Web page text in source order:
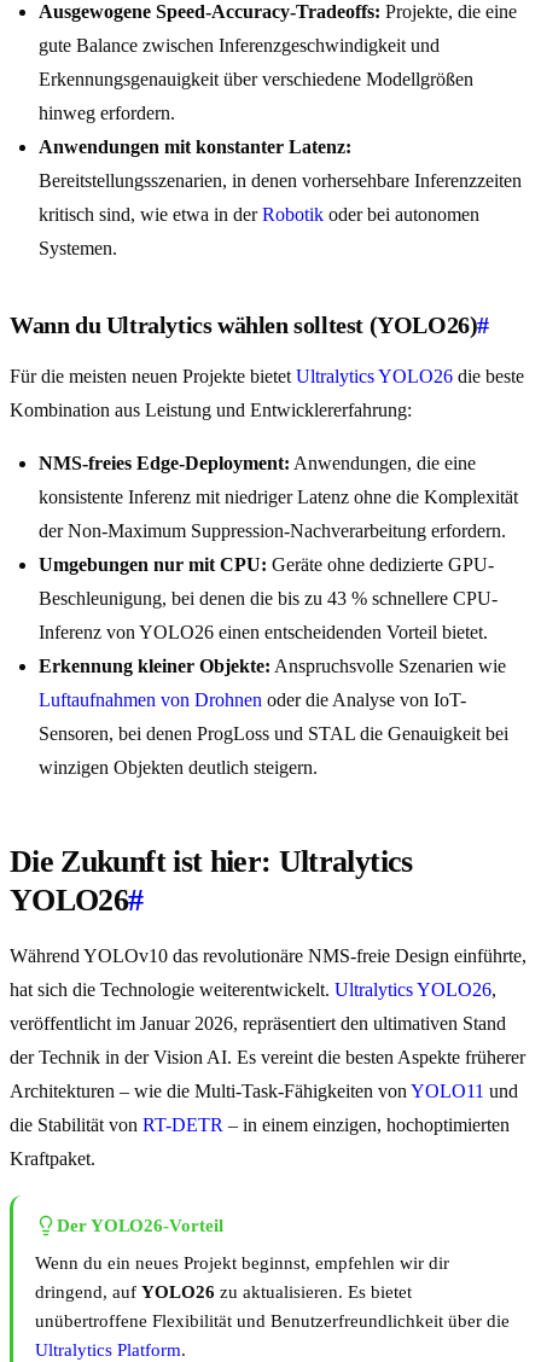
Ausgewogene Speed-Accuracy-Tradeoffs: Projekte, die eine
gute Balance zwischen Inferenzgeschwindigkeit und
Erkennungsgenauigkeit über verschiedene Modellgrößen
hinweg erfordern.
Anwendungen mit konstanter Latenz:
Bereitstellungsszenarien, in denen vorhersehbare Inferenzzeiten
kritisch sind, wie etwa in derRobotik oder bei autonomen
Systemen.
Wann du Ultralytics wählen solltest (YOLO26)#
Für die meisten neuen Projekte bietet Ultralytics YOLO26 die beste
Kombination aus Leistung und Entwicklererfahrung:
NMS-freies Edge-Deployment: Anwendungen, die eine
konsistente Inferenz mit niedriger Latenz ohne die Komplexität
der Non-Maximum Suppression-Nachverarbeitung erfordern.
Umgebungen nur mit CPU: Geräte ohne dedizierte GPU-
Beschleunigung, bei denen die bis zu 43 % schnellere CPU-
Inferenz von YOLO26 einen entscheidenden Vorteil bietet.
Erkennung kleiner Objekte: Anspruchsvolle Szenarien wie
Luftaufnahmen von Drohnen oder die Analyse von IoT-
Sensoren, bei denen ProgLoss und STAL die Genauigkeit bei
winzigen Objekten deutlich steigern.
Die Zukunft ist hier: Ultralytics
YOLO26#
Während YOLOv10 das revolutionäre NMS-freie Design einführte,
hat sich die Technologie weiterentwickelt. Ultralytics YOLO26,
veröffentlicht im Januar 2026, repräsentiert den ultimativen Stand
der Technik in der Vision AI. Es vereint die besten Aspekte früherer
Architekturen – wie die Multi-Task-Fähigkeiten von YOLO11 und
die Stabilität von RT-DETR – in einem einzigen, hochoptimierten
Kraftpaket.
Der YOLO26-Vorteil
Wenn du ein neues Projekt beginnst, empfehlen wir dir
dringend, auf YOLO26 zu aktualisieren. Es bietet
unübertroffene Flexibilität und Benutzerfreundlichkeit über die
Ultralytics Platform.